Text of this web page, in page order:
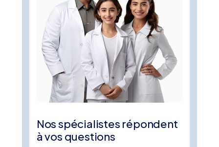
Nos spécialistes répondent
à vos questions